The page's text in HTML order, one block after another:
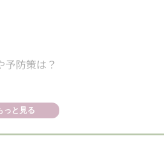
防策は？
をとる
っと見る